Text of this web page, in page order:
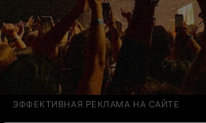
ЭФФЕКТИВНАЯ РЕКЛАМА НА САЙТЕ